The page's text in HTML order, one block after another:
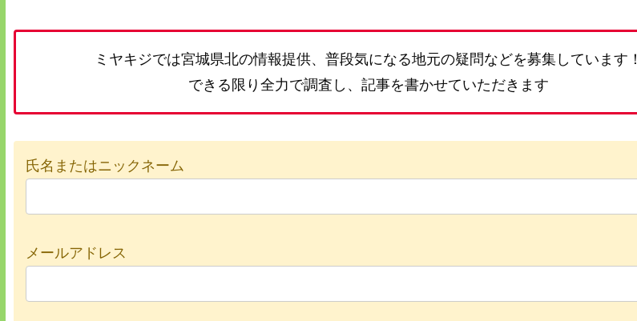
ミヤキジでは宮城県北の情報提供、普段気になる地元の疑問などを募集しています！
できる限り全力で調査し、記事を書かせていただきます
氏名またはニックネーム
メールアドレス